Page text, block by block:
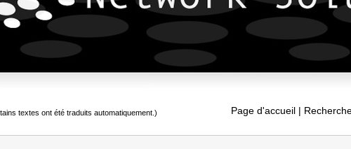
textes ont été traduits automatiquement.) Page d'accueil |